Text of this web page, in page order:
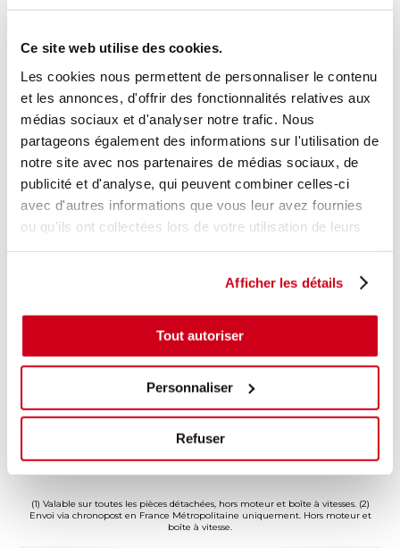
Ce site web utilise des cookies.
Les cookies nous permettent de personnaliser le contenu
et les annonces, d'offrir des fonctionnalités relatives aux
médias sociaux et d'analyser notre trafic. Nous
partageons également des informations sur l'utilisation de
notre site avec nos partenaires de médias sociaux, de
publicité et d'analyse, qui peuvent combiner celles-ci
avec d'autres informations que vous leur avez fournies
ou qu'ils ont collectées lors de votre utilisation de leurs
Afficher les détails
Tout autoriser
Personnaliser
Refuser
+ photos
Modèle de provenance
Caractéristiques techniques
En stock 15,00 € TTC
AJOUTER AU PANIER
24h
Reconditionné
en France
sécurisé
(1) Valable sur toutes les pièces détachées, hors moteur et boîte à vitesses. (2)
Envoi via chronopost en France Métropolitaine uniquement. Hors moteur et
boîte à vitesse.